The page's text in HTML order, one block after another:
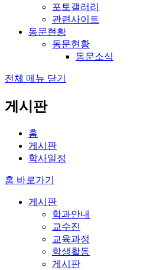
포토갤러리
관련사이트
동문현황
동문현황
동문소식
전체 메뉴 닫기
게시판
홈
게시판
학사일정
홈 바로가기
게시판
학과안내
교수진
교육과정
학생활동
게시판